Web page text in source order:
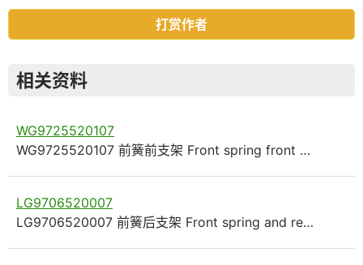
打赏作者
相关资料
WG9725520107
WG9725520107 前簧前支架 Front spring front …
LG9706520007
LG9706520007 前簧后支架 Front spring and re…